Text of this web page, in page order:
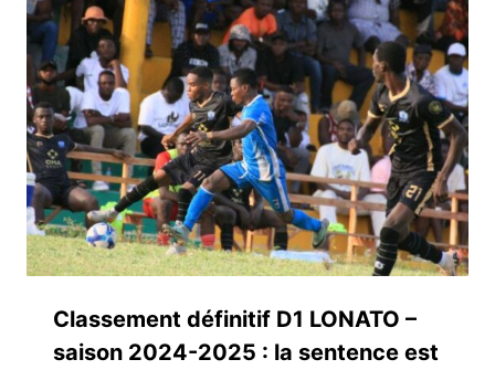
Classement définitif D1 LONATO –
saison 2024-2025 : la sentence est